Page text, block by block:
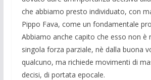
che abbiamo presto individuato, con
Pippo Fava, come un fondamentale
Abbiamo anche capito che esso non è
singola forza parziale, nè dalla buona
qualcuno, ma richiede movimenti di
decisi, di portata epocale.